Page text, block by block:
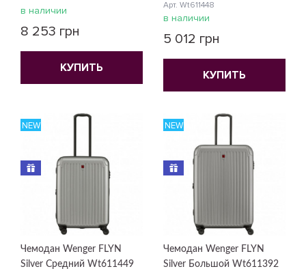
в наличии
8 253 грн
КУПИТЬ
Арт. Wt611448
в наличии
5 012 грн
КУПИТЬ
Чемодан Wenger FLYN
Silver Средний Wt611449
NEW
Чемодан Wenger FLYN
Silver Большой Wt611392
NEW